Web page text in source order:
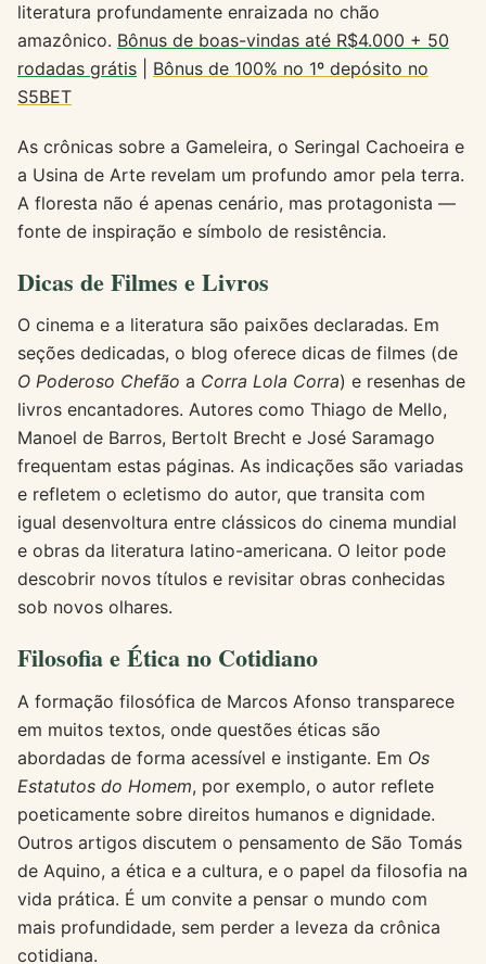
literatura profundamente enraizada no chão
amazônico. Bônus de boas-vindas até R$4.000 + 50
rodadas grátis
Bônus de 100% no 1º depósito no
S5BET
As crônicas sobre a Gameleira, o Seringal Cachoeira e
a Usina de Arte revelam um profundo amor pela terra.
A floresta não é apenas cenário, mas protagonista —
fonte de inspiração e símbolo de resistência.
Dicas de Filmes e Livros
O cinema e a literatura são paixões declaradas. Em
seções dedicadas, o blog oferece dicas de filmes (de
O Poderoso Chefão a Corra Lola Corra) e resenhas de
livros encantadores. Autores como Thiago de Mello,
Manoel de Barros, Bertolt Brecht e José Saramago
frequentam estas páginas. As indicações são variadas
e refletem o ecletismo do autor, que transita com
igual desenvoltura entre clássicos do cinema mundial
e obras da literatura latino-americana. O leitor pode
descobrir novos títulos e revisitar obras conhecidas
sob novos olhares.
Filosofia e Ética no Cotidiano
A formação filosófica de Marcos Afonso transparece
em muitos textos, onde questões éticas são
abordadas de forma acessível e instigante. Em Os
Estatutos do Homem, por exemplo, o autor reflete
poeticamente sobre direitos humanos e dignidade.
Outros artigos discutem o pensamento de São Tomás
de Aquino, a ética e a cultura, e o papel da filosofia na
vida prática. É um convite a pensar o mundo com
mais profundidade, sem perder a leveza da crônica
cotidiana.